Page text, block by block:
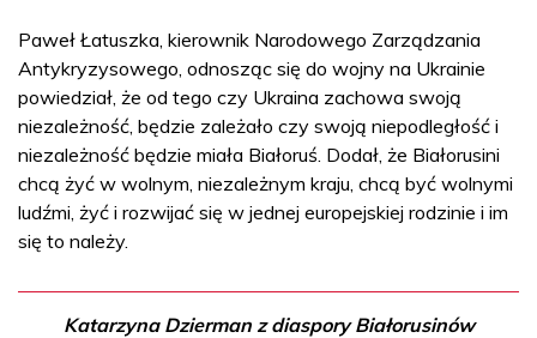
Paweł Łatuszka, kierownik Narodowego Zarządzania
Antykryzysowego, odnosząc się do wojny na Ukrainie
powiedział, że od tego czy Ukraina zachowa swoją
niezależność, będzie zależało czy swoją niepodległość i
niezależność będzie miała Białoruś. Dodał, że Białorusini
chcą żyć w wolnym, niezależnym kraju, chcą być wolnymi
ludźmi, żyć i rozwijać się w jednej europejskiej rodzinie i im
się to należy.
Katarzyna Dzierman z diaspory Białorusinów